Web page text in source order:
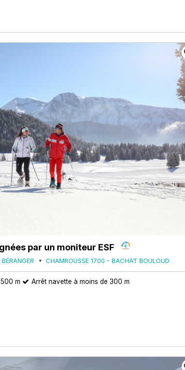
par un moniteur ESF
CHAMROUSSE 1700 - BACHAT BOULOUD
m Arrêt navette à moins de 300 m